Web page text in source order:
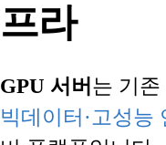
프라
GPU 서버 는 기존
빅데이터·고성능